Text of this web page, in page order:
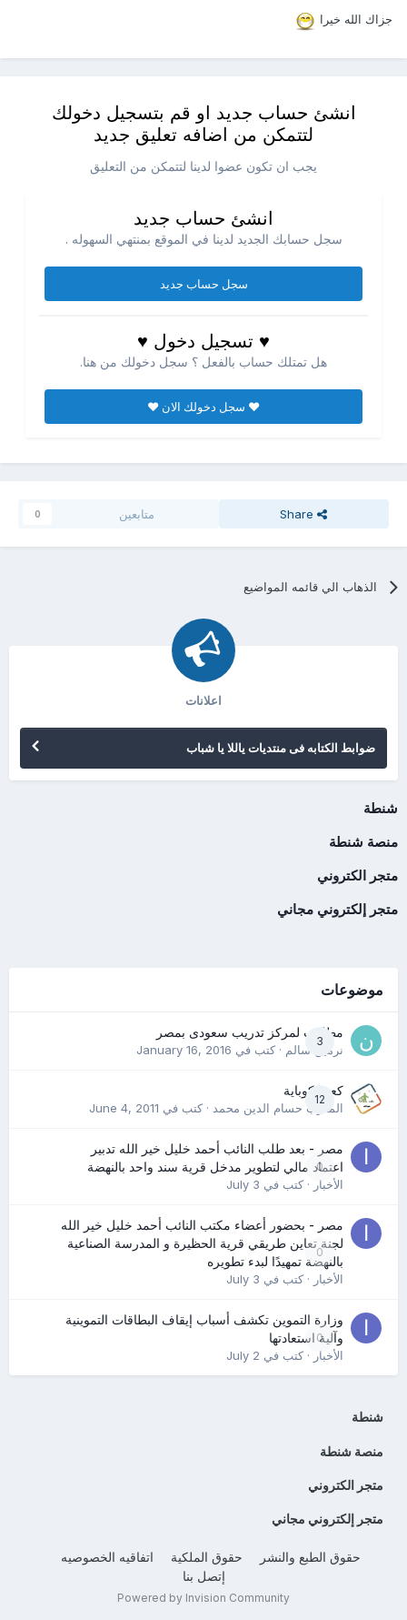
جزاك الله خيرا
انشئ حساب جديد او قم بتسجيل دخولك
لتتمكن من اضافه تعليق جديد
يجب ان تكون عضوا لدينا لتتمكن من التعليق
انشئ حساب جديد
سجل حسابك الجديد لدينا في الموقع بمنتهي السهوله .
سجل حساب جديد
♥ تسجيل دخول ♥
هل تمتلك حساب بالفعل ؟ سجل دخولك من هنا.
♥ سجل دخولك الان ♥
Share متابعين 0
الذهاب الي قائمه المواضيع
اعلانات
ضوابط الكتابه فى منتديات ياللا يا شباب
شنطة
منصة شنطة
متجر الكتروني
متجر إلكتروني مجاني
موضوعات
3
مطلوب لمركز تدريب سعودى بمصر
نرمين سالم· كتب في January 16, 2016
12
كعب كوباية
المدرب حسام الدين محمد· كتب في June 4, 2011
0
مصر - بعد طلب النائب أحمد خليل خير الله تدبير
اعتماد مالي لتطوير مدخل قرية سند واحد بالنهضة
الأخبار· كتب في July 3
0
مصر - بحضور أعضاء مكتب النائب أحمد خليل خير الله
لجنة تعاين طريقي قرية الحظيرة و المدرسة الصناعية
بالنهضة تمهيدًا لبدء تطويره
الأخبار· كتب في July 3
0
وزارة التموين تكشف أسباب إيقاف البطاقات التموينية
وآلية استعادتها
الأخبار· كتب في July 2
شنطة
منصة شنطة
متجر الكتروني
متجر إلكتروني مجاني
حقوق الطبع والنشر حقوق الملكية
اتفاقيه الخصوصيه
إتصل بنا
Powered by Invision Community